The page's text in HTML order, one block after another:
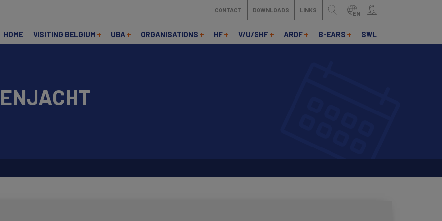
CONTACT DOWNLOADS LINKS EN
HOME VISITING BELGIUM UBA ORGANISATIONS HF V/U/SHF ARDF B-EARS SWL